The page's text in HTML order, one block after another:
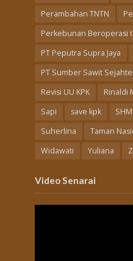
Perambahan TNTN
Perkebunan Beroperasi
PT Peputra Supra Jaya
PT Sumber Sawit
Revisi UU KPK
Rinaldi
Sapi
save kpk SHM
Suherlina
Taman
Widawati
Yuliana
Video Senarai